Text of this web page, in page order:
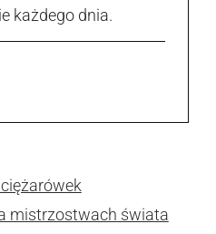
każdego dnia.
mistrzostwach świata